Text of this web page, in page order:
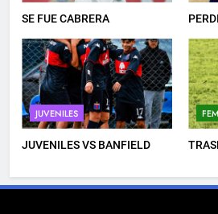
SE FUE CABRERA
JUVENILES
JUVENILES VS BANFIELD
PROFESIONAL
8
LISTA DE
PROFESIONAL